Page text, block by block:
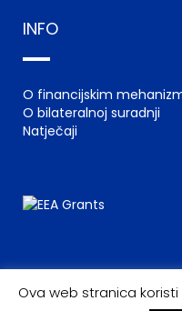
INFO
O financijskim
O bilateralnoj suradnji
Natječaji
Ova web stranica